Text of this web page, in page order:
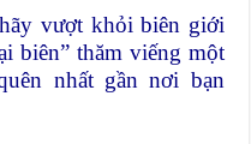
vượt khỏi biên giới
biên” thăm viếng một
nhất gần nơi bạn